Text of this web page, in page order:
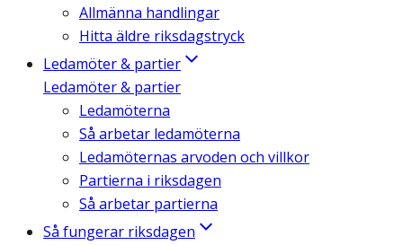
Allmänna handlingar
Hitta äldre riksdagstryck
Ledamöter & partier
Ledamöter & partier
Ledamöterna
Så arbetar ledamöterna
Ledamöternas arvoden och villkor
Partierna i riksdagen
Så arbetar partierna
Så fungerar riksdagen